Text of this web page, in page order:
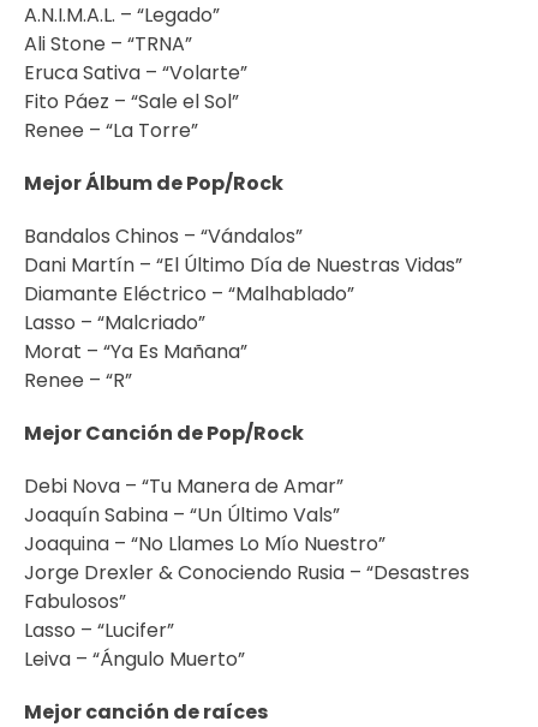
A.N.I.M.A.L. – “Legado”
Ali Stone – “TRNA”
Eruca Sativa – “Volarte”
Fito Páez – “Sale el Sol”
Renee – “La Torre”
Mejor Álbum de Pop/Rock
Bandalos Chinos – “Vándalos”
Dani Martín – “El Último Día de Nuestras Vidas”
Diamante Eléctrico – “Malhablado”
Lasso – “Malcriado”
Morat – “Ya Es Mañana”
Renee – “R”
Mejor Canción de Pop/Rock
Debi Nova – “Tu Manera de Amar”
Joaquín Sabina – “Un Último Vals”
Joaquina – “No Llames Lo Mío Nuestro”
Jorge Drexler & Conociendo Rusia – “Desastres
Fabulosos”
Lasso – “Lucifer”
Leiva – “Ángulo Muerto”
Mejor canción de raíces